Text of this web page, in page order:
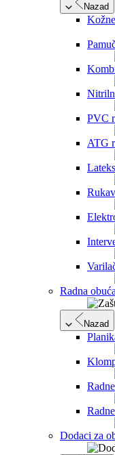
Nazad
PVC
ATG
Radna obuća
Nazad
Dodaci za